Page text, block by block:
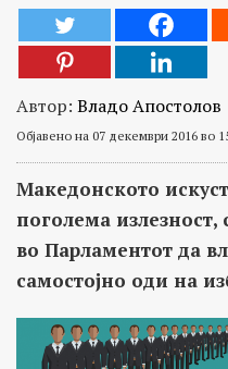
Автор: Владо Апостолов
Објавено на 07 декември 2016 во
Македонското
поголема
во Парламентот да
самостојно оди на